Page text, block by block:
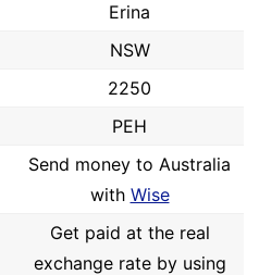
Erina
NSW
2250
PEH
Send money to Australia
with Wise
Get paid at the real
exchange rate by using